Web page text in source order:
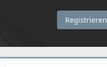
Registrieren